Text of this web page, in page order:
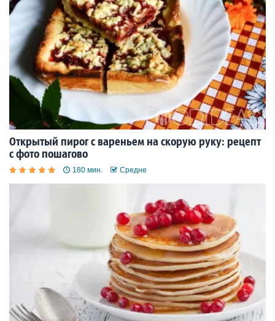
Открытый пирог с вареньем на скорую руку: рецепт
с фото пошагово
180 мин. Средне